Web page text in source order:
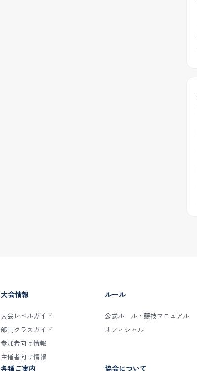
大会情報
大会レベルガイド
部門クラスガイド
参加者向け情報
主催者向け情報
ルール
公式ルール・競技マニュアル
オフィシャル
各種ご案内 協会について